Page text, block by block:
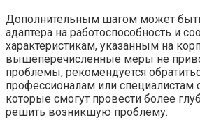
Дополнительным шагом может
адаптера на работоспособность и
характеристикам, указанным на
вышеперечисленные меры не
проблемы, рекомендуется
профессионалам или
которые смогут провести более
решить возникшую проблему.